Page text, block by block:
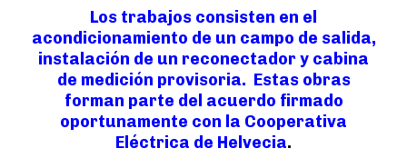
Los trabajos consisten en el
acondicionamiento de un campo de salida,
instalación de un reconectador y cabina
de medición provisoria. Estas obras
forman parte del acuerdo firmado
oportunamente con la Cooperativa
Eléctrica de Helvecia.